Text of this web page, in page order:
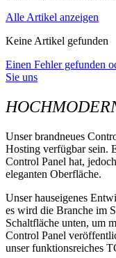
Alle Artikel anzeigen
Keine Artikel gefunden
Einen Fehler gefunden
Sie uns
Unser brandneues
Hosting verfügbar sein.
Control Panel hat,
eleganten Oberfläche.
Unser hauseigenes
es wird die Branche im
Schaltfläche unten, um
Control Panel
unser funktionsreiches